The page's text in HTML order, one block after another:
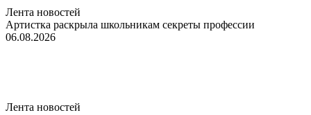
Лента новостей
Артистка раскрыла школьникам секреты профессии
06.08.2026
Лента новостей